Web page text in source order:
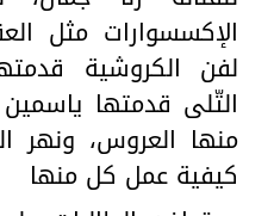
الإكسسوارات مثل
لفن الكروشية
التّلى قدمتها
منها العروس، ونهر
كيفية عمل كل منها